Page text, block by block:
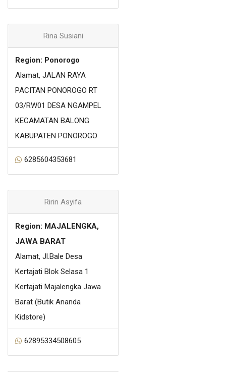
Rina Susiani
Region: Ponorogo
Alamat, JALAN RAYA
PACITAN PONOROGO RT
03/RW01 DESA NGAMPEL
KECAMATAN BALONG
KABUPATEN PONOROGO
6285604353681
Ririn Asyifa
Region: MAJALENGKA,
JAWA BARAT
Alamat, Jl.Bale Desa
Kertajati Blok Selasa 1
Kertajati Majalengka Jawa
Barat (Butik Ananda
Kidstore)
62895334508605